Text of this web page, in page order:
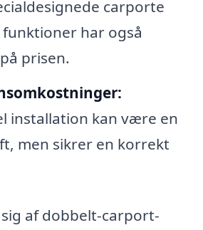
carporte
har også
prisen.
installation kan være en
men sikrer en korrekt
af dobbelt-carport-